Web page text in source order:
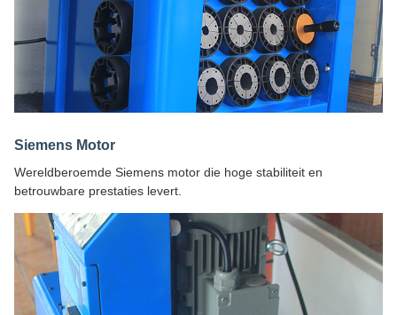
Siemens Motor
Wereldberoemde Siemens motor die hoge stabiliteit en
betrouwbare prestaties levert.